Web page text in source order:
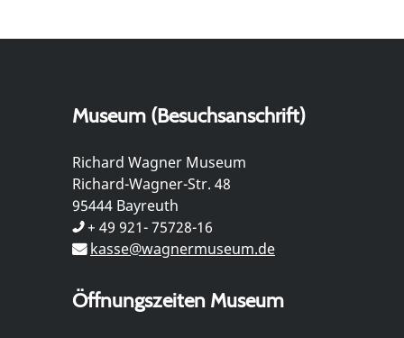
Museum (Besuchsanschrift)
Richard Wagner Museum
Richard-Wagner-Str. 48
95444 Bayreuth
+ 49 921- 75728-16
kasse@wagnermuseum.de
Öffnungszeiten Museum